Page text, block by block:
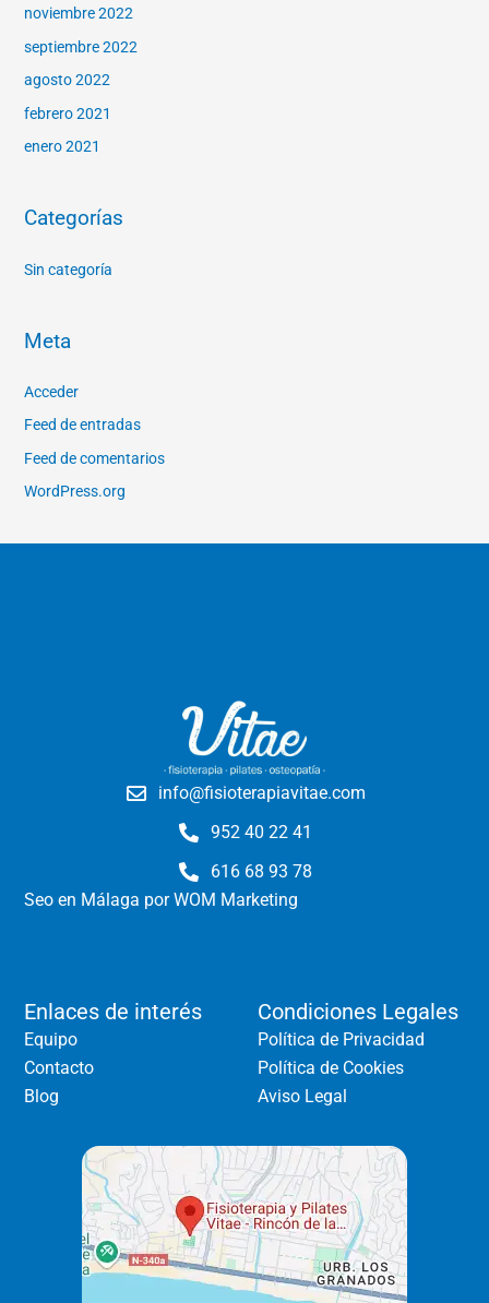
noviembre 2022
septiembre 2022
agosto 2022
febrero 2021
enero 2021
Categorías
Sin categoría
Meta
Acceder
Feed de entradas
Feed de comentarios
WordPress.org
info@fisioterapiavitae.com
952 40 22 41
616 68 93 78
Seo en Málaga por WOM Marketing
Enlaces de interés
Equipo
Contacto
Blog
Condiciones Legales
Política de Privacidad
Política de Cookies
Aviso Legal